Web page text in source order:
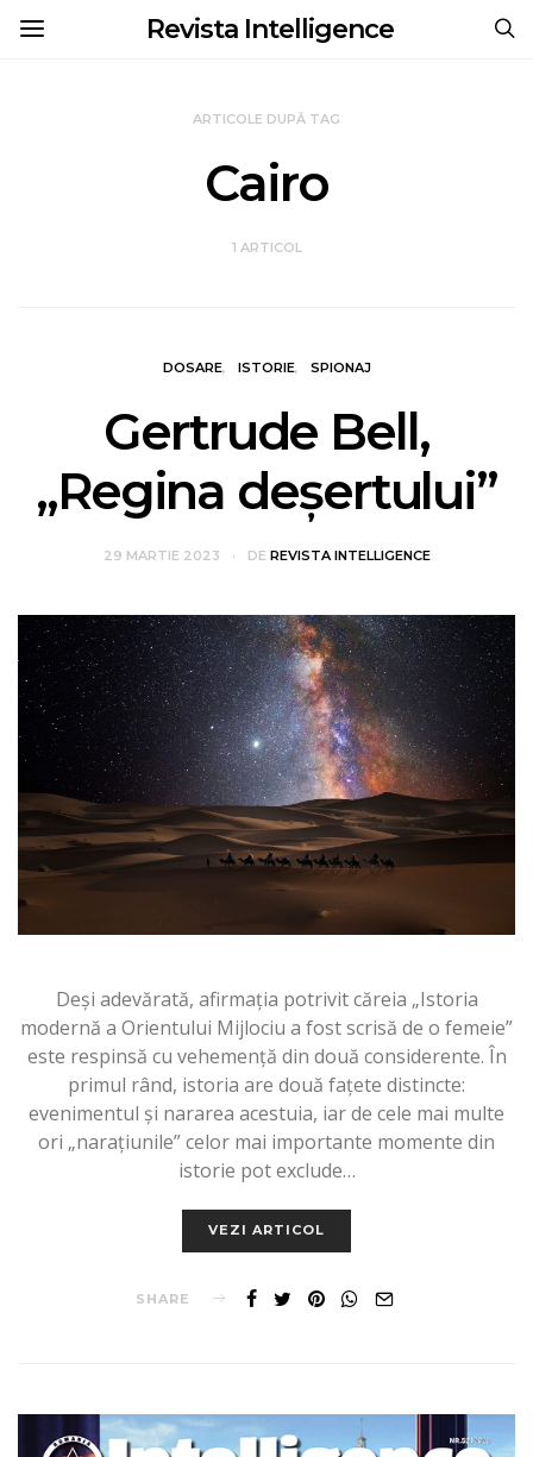
Revista Intelligence
ARTICOLE DUPĂ TAG
Cairo
1 ARTICOL
DOSARE ISTORIE SPIONAJ
Gertrude Bell,
„Regina deșertului”
29 MARTIE 2023 DE REVISTA INTELLIGENCE
Deşi adevărată, afirmaţia potrivit căreia „Istoria
modernă a Orientului Mijlociu a fost scrisă de o femeie”
este respinsă cu vehemență din două considerente. În
primul rând, istoria are două fațete distincte:
evenimentul și nararea acestuia, iar de cele mai multe
ori „narațiunile” celor mai importante momente din
istorie pot exclude…
VEZI ARTICOL
SHARE